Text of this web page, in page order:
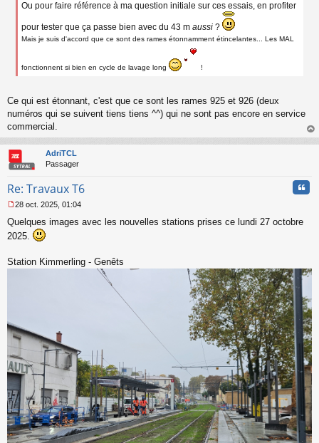
Ou pour faire référence à ma question initiale sur ces essais, en profiter
pour tester que ça passe bien avec du 43 m aussi ?
Mais je suis d'accord que ce sont des rames étonnamment étincelantes... Les MAL
fonctionnent si bien en cycle de lavage long !
Ce qui est étonnant, c'est que ce sont les rames 925 et 926 (deux
numéros qui se suivent tiens tiens ^^) qui ne sont pas encore en service
commercial.
au
AdriTCL
Passager
Re: Travaux T6
e
s
g
u
28 oct. 2025, 01:04
Quelques images avec les nouvelles stations prises ce lundi 27 octobre
2025.
Station Kimmerling - Genêts